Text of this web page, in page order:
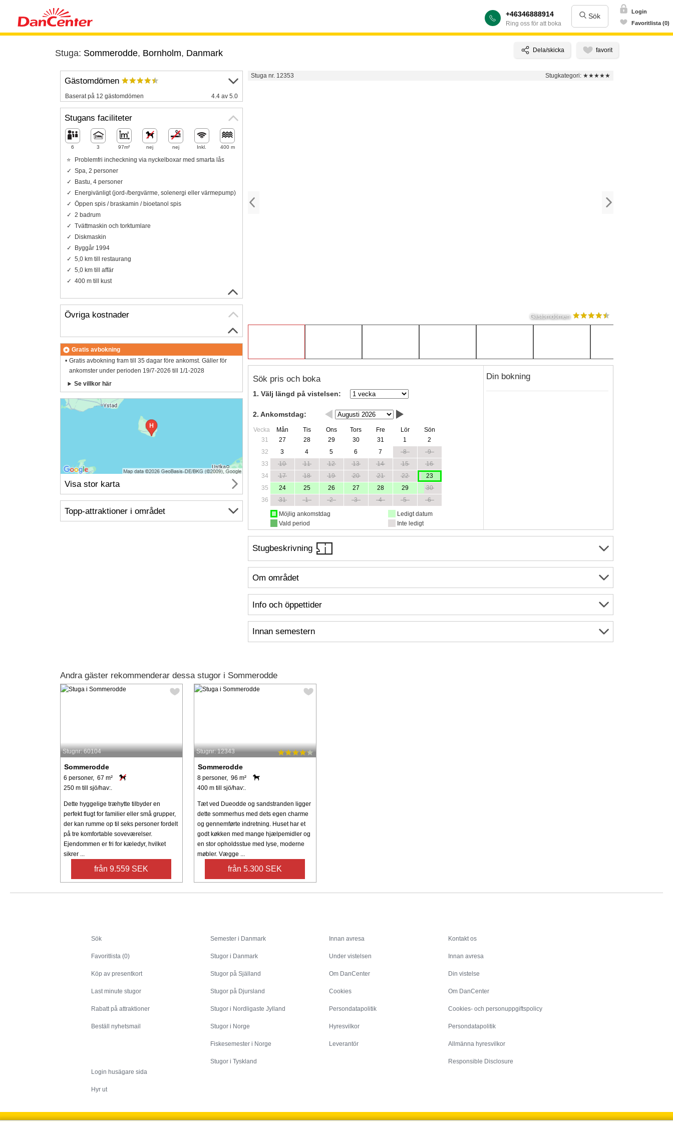
+46346888914
Ring oss för att boka
Sök
Login
Favoritlista (0)
Stuga: Sommerodde, Bornholm, Danmark
Stuga nr. 12353 Stugkategori: ★★★★★
Gästomdömen
Sök pris och boka
1. Välj längd på vistelsen:
2. Ankomstdag:
Vecka Mån Tis Ons Tors Fre Lör
Sön
31
27 28 29 30 31 1
2
32
3 4 5 6 7 8
9
33
10 11 12 13 14 15
16
34
17 18 19 20 21 22
23
35
24 25 26 27 28 29
30
36
31 1 2 3 4 5
6
Möjlig ankomstdag
Vald period
Ledigt datum
Inte ledigt
Din bokning
Stugbeskrivning
Om området
Info och öppettider
Innan semestern
Gästomdömen
Baserat på 12 gästomdömen 4.4 av 5.0
Stugans faciliteter
6 3 97m² nej nej Inkl. 400 m
Problemfri incheckning via nyckelboxar med smarta lås
Spa, 2 personer
Bastu, 4 personer
Energivänligt (jord-/bergvärme, solenergi eller värmepump)
Öppen spis / braskamin / bioetanol spis
2 badrum
Tvättmaskin och torktumlare
Diskmaskin
Byggår 1994
5,0 km till restaurang
5,0 km till affär
400 m till kust
Övriga kostnader
Gratis avbokning
Gratis avbokning fram till 35 dagar före ankomst. Gäller för
ankomster under perioden 19/7-2026 till 1/1-2028
Se villkor här
Visa stor karta
Topp-attraktioner i området
Andra gäster rekommenderar dessa stugor i Sommerodde
Stugnr: 60104
Sommerodde
6 personer, 67 m²
250 m till sjö/hav:.
Dette hyggelige træhytte tilbyder en
perfekt flugt for familier eller små grupper,
der kan rumme op til seks personer fordelt
på tre komfortable soveværelser.
Ejendommen er fri for kæledyr, hvilket
sikrer ...
från 9.559 SEK
Stugnr: 12343
Sommerodde
8 personer, 96 m²
400 m till sjö/hav:.
Tæt ved Dueodde og sandstranden ligger
dette sommerhus med dets egen charme
og gennemførte indretning. Huset har et
godt køkken med mange hjælpemidler og
en stor opholdsstue med lyse, moderne
møbler. Vægge ...
från 5.300 SEK
Sök
Favoritlista (0)
Köp av presentkort
Last minute stugor
Rabatt på attraktioner
Beställ nyhetsmail
Login husägare sida
Hyr ut
Semester i Danmark
Stugor i Danmark
Stugor på Själland
Stugor på Djursland
Stugor i Nordligaste Jylland
Stugor i Norge
Fiskesemester i Norge
Stugor i Tyskland
Innan avresa
Under vistelsen
Om DanCenter
Cookies
Persondatapolitik
Hyresvilkor
Leverantör
Kontakt os
Innan avresa
Din vistelse
Om DanCenter
Cookies- och personuppgiftspolicy
Persondatapolitik
Allmänna hyresvilkor
Responsible Disclosure